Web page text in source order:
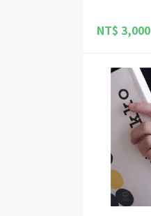
NT$ 3,000